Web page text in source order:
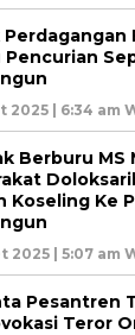
Perdagangan
Pencurian
2025 | 6:34 am
Berburu MS
Koseling Ke
2025 | 5:07 am
Pesantren
Teror